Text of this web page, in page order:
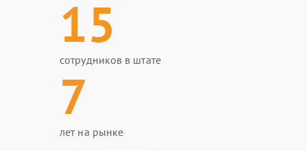
15
сотрудников в штате
7
лет на рынке